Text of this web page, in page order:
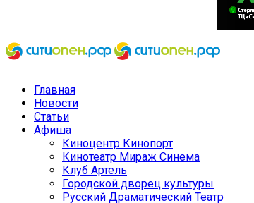
Главная
Новости
Статьи
Афиша
Киноцентр Кинопорт
Кинотеатр Мираж Синема
Клуб Артель
Городской дворец культуры
Русский Драматический Театр